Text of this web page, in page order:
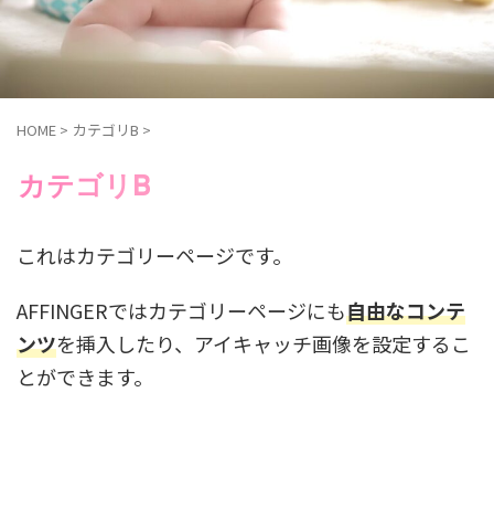
HOME > カテゴリB >
カテゴリB
これはカテゴリーページです。
AFFINGERではカテゴリーページにも自由なコンテ
ンツを挿入したり、 アイキャッチ画像を設定するこ
とができます。